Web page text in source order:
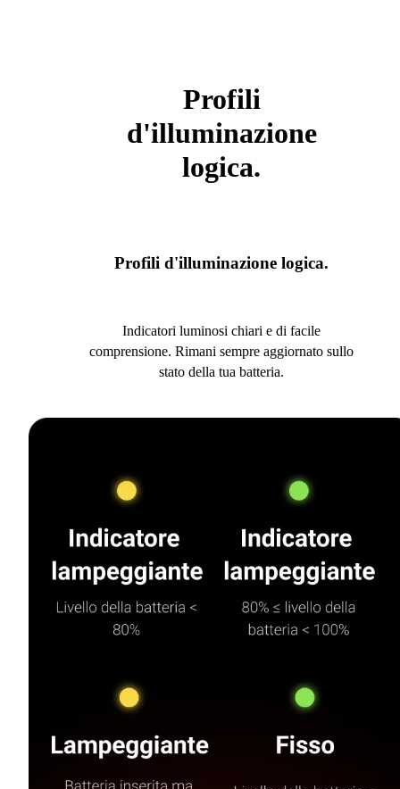
Profili
d'illuminazione
logica.
Profili d'illuminazione logica.
Indicatori luminosi chiari e di facile
comprensione. Rimani sempre aggiornato sullo
stato della tua batteria.